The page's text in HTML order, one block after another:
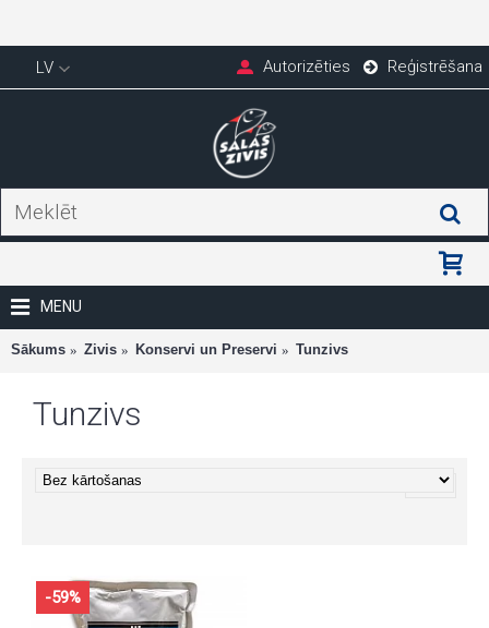
LV Autorizēties Reģistrēšana
MENU
Sākums Zivis Konservi un Preservi Tunzivs
Tunzivs
-59%